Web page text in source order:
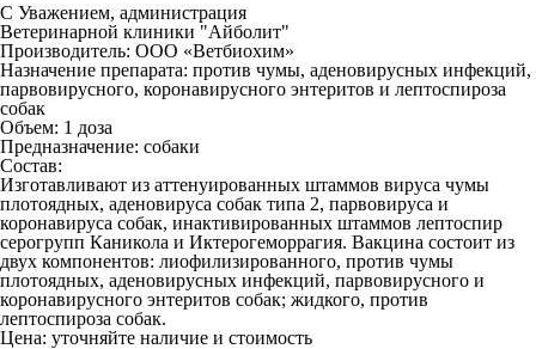
С Уважением, администрация
Ветеринарной клиники "Айболит"
Производитель: ООО «Ветбиохим»
Назначение препарата: против чумы, аденовирусных инфекций,
парвовирусного, коронавирусного энтеритов и лептоспироза
собак
Объем: 1 доза
Предназначение: собаки
Состав:
Изготавливают из аттенуированных штаммов вируса чумы
плотоядных, аденовируса собак типа 2, парвовируса и
коронавируса собак, инактивированных штаммов лептоспир
серогрупп Каникола и Иктерогеморрагия. Вакцина состоит из
двух компонентов: лиофилизированного, против чумы
плотоядных, аденовирусных инфекций, парвовирусного и
коронавирусного энтеритов собак; жидкого, против
лептоспироза собак.
Цена: уточняйте наличие и стоимость